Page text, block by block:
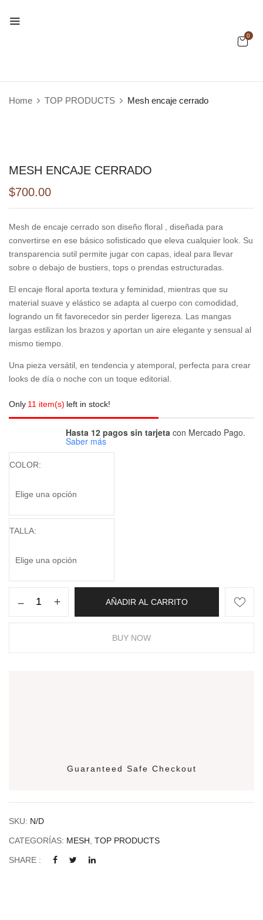
0
Home TOP PRODUCTS Mesh encaje cerrado
MESH ENCAJE CERRADO
$700.00
Mesh de encaje cerrado son diseño floral , diseñada para
convertirse en ese básico sofisticado que eleva cualquier look. Su
transparencia sutil permite jugar con capas, ideal para llevar
sobre o debajo de bustiers, tops o prendas estructuradas.
El encaje floral aporta textura y feminidad, mientras que su
material suave y elástico se adapta al cuerpo con comodidad,
logrando un fit favorecedor sin perder ligereza. Las mangas
largas estilizan los brazos y aportan un aire elegante y sensual al
mismo tiempo.
Una pieza versátil, en tendencia y atemporal, perfecta para crear
looks de día o noche con un toque editorial.
Only 11 item(s) left in stock!
Hasta 12 pagos sin tarjetacon Mercado Pago.
Saber más
COLOR
TALLA
AÑADIR AL CARRITO
BUY NOW
Guaranteed Safe Checkout
SKU: N/D
CATEGORÍAS: MESH TOP PRODUCTS
SHARE :